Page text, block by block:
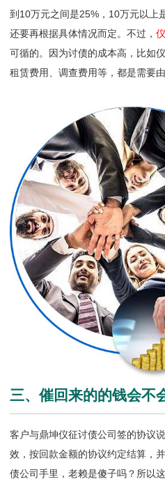
到10万元之间是25%，10万元以上
还要再根据具体情况而定。不过，
可循的。因为讨债的成本高，比如
租赁费用、调查费用等，都是需要
三、催回来的的钱会不
客户与鼎坤仪征讨债公司签的协议
效，按回款金额的协议约定结算，
债公司手里，老赖是傻子吗？所以